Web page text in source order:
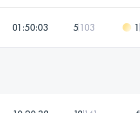
01:50:03 5103 1